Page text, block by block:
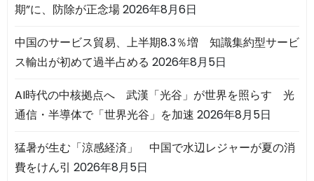
期”に、防除が正念場2026年8月6日
中国のサービス貿易、上半期8.3％増 知識集約型サービ
ス輸出が初めて過半占める 2026年8月5日
AI時代の中核拠点へ 武漢「光谷」が世界を照らす 光
通信・半導体で「世界光谷」を加速 2026年8月5日
猛暑が生む「涼感経済」 中国で水辺レジャーが夏の消
費をけん引 2026年8月5日